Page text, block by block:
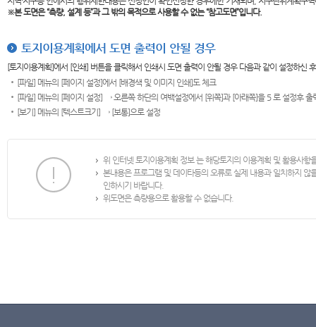
※본 도면은“측량, 설계 등”과 그 밖의 목적으로 사용할 수 없는 “참고도면”입니다.
토지이용계획에서 도면 출력이 안될 경우
[토지이용계획]에서 [인쇄] 버튼을 클릭해서 인쇄시 도면 출력이 안될 경우 다음과 같이 설정하신
[파일] 메뉴의 [페이지 설정]에서 [배경색 및 이미지 인쇄]도 체크
[파일] 메뉴의 [페이지 설정] → 오른쪽 하단의 여백설정에서 [위쪽]과 [아래쪽]을 5 로 설정후 출
[보기] 메뉴의 [텍스트크기] → [보통]으로 설정
위 인터넷 토지이용계획 정보 는 해당토지의 이용계획 및 활용사
본내용은 프로그램 및 데이타등의 오류로 실제 내용과 일치하지
인하시기 바랍니다.
위도면은 측량용으로 활용할 수 없습니다.